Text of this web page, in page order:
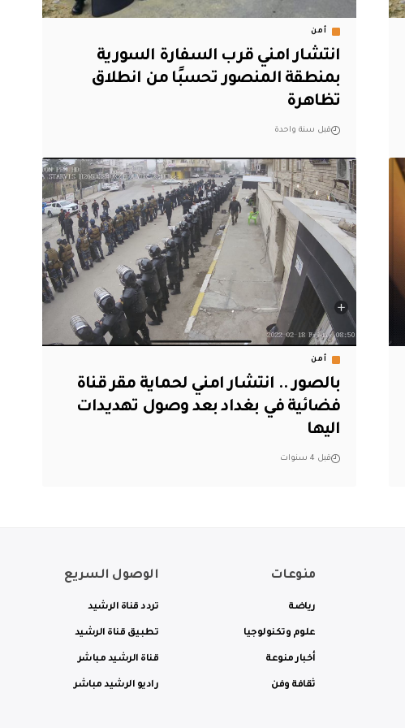
أمن
انتشار امني قرب السفارة السورية
بمنطقة المنصور تحسبًا من انطلاق
تظاهرة
قبل سنة واحدة
أمن
بالصور .. انتشار امني لحماية مقر قناة
فضائية في بغداد بعد وصول تهديدات
اليها
قبل 4 سنوات
منوعات
رياضة
علوم وتكنولوجيا
أخبار منوعة
ثقافة وفن
الوصول السريع
تردد قناة الرشيد
تطبيق قناة الرشيد
قناة الرشيد مباشر
راديو الرشيد مباشر